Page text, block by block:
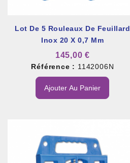
Lot De 5 Rouleaux De Feuillard
Inox 20 X 0,7 Mm
145,00 €
Référence : 1142006N
Ajouter Au Panier